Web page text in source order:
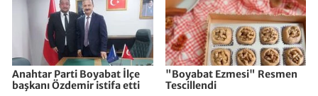
Anahtar Parti Boyabat İlçe
başkanı Özdemir istifa etti
"Boyabat Ezmesi" Resmen
Tescillendi